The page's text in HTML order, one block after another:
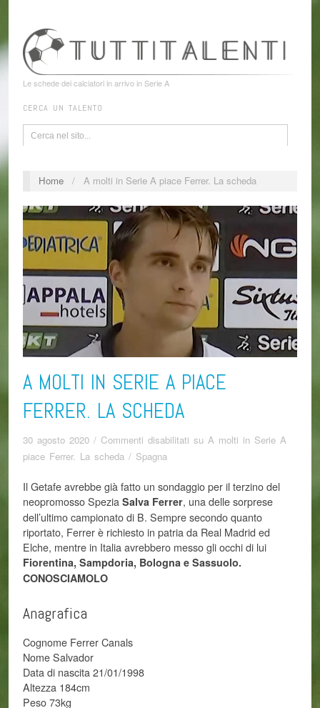
Le schede dei calciatori in arrivo in Serie A
CERCA UN TALENTO
Home / A molti in Serie A piace Ferrer. La scheda
A MOLTI IN SERIE A PIACE
FERRER. LA SCHEDA
30 agosto 2020 / Commenti disabilitati su A molti in Serie A
piace Ferrer. La scheda / Spagna
Il Getafe avrebbe già fatto un sondaggio per il terzino del
neopromosso SpeziaSalva Ferrer, una delle sorprese
dell’ultimo campionato di B. Sempre secondo quanto
riportato, Ferrer è richiesto in patria da Real Madrid ed
Elche, mentre in Italia avrebbero messo gli occhi di lui
Fiorentina, Sampdoria, Bologna e Sassuolo.
CONOSCIAMOLO
Anagrafica
Cognome Ferrer Canals
Nome Salvador
Data di nascita 21/01/1998
Altezza 184cm
Peso 73kg